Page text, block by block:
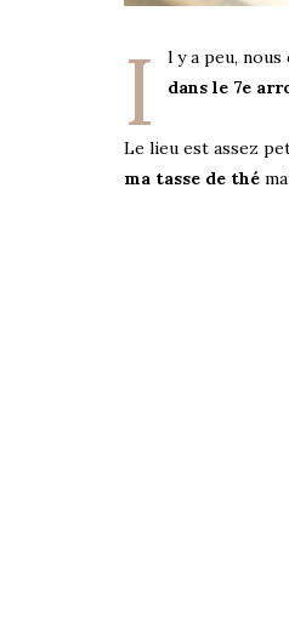
I l y a peu,
dans le 7e
Le lieu est assez
ma tasse de thé